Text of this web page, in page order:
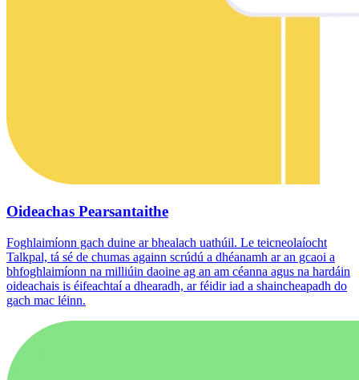
Oideachas Pearsantaithe
Foghlaimíonn gach duine ar bhealach uathúil. Le teicneolaíocht
Talkpal, tá sé de chumas againn scrúdú a dhéanamh ar an gcaoi a
bhfoghlaimíonn na milliúin daoine ag an am céanna agus na hardáin
oideachais is éifeachtaí a dhearadh, ar féidir iad a shaincheapadh do
gach mac léinn.